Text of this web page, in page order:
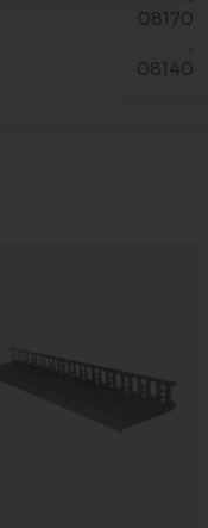
08170
08140